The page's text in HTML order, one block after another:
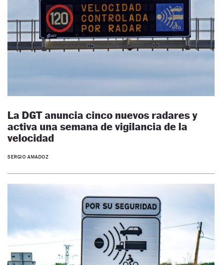
La DGT anuncia cinco nuevos radares y
activa una semana de vigilancia de la
velocidad
SERGIO AMADOZ